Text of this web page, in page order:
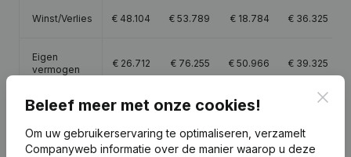
Winst/Verlies € 48.104 € 53.789 € 18.784 € 36.325
Eigen
vermogen
€ 26.712 € 76.255 € 50.966 € 39.325
Brutomarge € 71.095 €75.849 €29.396
Beleef meer met onze cookies!
Om uw gebruikerservaring te optimaliseren, verzamelt
Companyweb informatie over de manier waarop u deze